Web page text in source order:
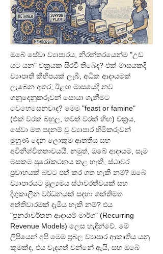
ඔබේ සේවා ව්‍යාපාරය, නිරන්තරයෙන්ම "උඩ
යට යන" චක්‍රයක සිරවී තිබේද? එක් මාසයකදී
ව්‍යාපෘති කිහිපයක් ලැබී, අධික ආදායමක්
ලැබෙන අතර, ඊළඟ මාසයේදී නව
ගනුදෙනුකරුවන් සොයා ගැනීමට
වෙහෙසෙනවාද? මෙම "feast or famine"
(එක් වරක් බහුල, තවත් වරක් හිඟ) චක්‍රය,
සේවා මත පදනම් වූ ව්‍යාපාර හිමිකරුවන්
මුහුණ දෙන ලොකුම ආතතිය සහ
අවිනිශ්චිතතාවයයි. නමුත්, ඔබේ ආදායම, සෑම
මසකම පුරෝකථනය කළ හැකි, ස්ථාවර
ප්‍රවාහයක් බවට පත් කර ගත හැකි නම්? ඔබේ
ව්‍යාපාරයට මූල්‍යමය ස්ථාවරත්වයක් සහ
දිගුකාලීන වර්ධනයක් සඳහා ශක්තිමත්
අත්තිවාරමක් දැමිය හැකි නම්? එය
"පුනරාවර්තන ආදායම් මාර්ග" (Recurring
Revenue Models) ලෙස හැඳින්වේ. මේ
ලිපියෙන් අපි මෙම ප්‍රබල ව්‍යාපාර ආකෘතිය යනු
කුමක්ද, එය වැදගත් වන්නේ ඇයි, සහ ඔබේ